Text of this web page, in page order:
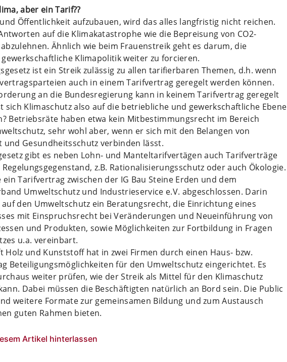
aber ein Tarif??
Öffentlichkeit aufzubauen, wird das alles langfristig nicht reichen.
auf die Klimakatastrophe wie die Bepreisung von CO2-
Ähnlich wie beim Frauenstreik geht es darum, die
Klimapolitik weiter zu forcieren.
ist ein Streik zulässig zu allen tarifierbaren Themen, d.h. wenn
auch in einem Tarifvertrag geregelt werden können.
an die Bundesregierung kann in keinem Tarifvertrag geregelt
sich Klimaschutz also auf die betriebliche und gewerkschaftliche Ebene
Betriebsräte haben etwa kein Mitbestimmungsrecht im Bereich
sehr wohl aber, wenn er sich mit den Belangen von
Gesundheitsschutz verbinden lässt.
gibt es neben Lohn- und Manteltarifvertägen auch Tarifverträge
z.B. Rationalisierungsschutz oder auch Ökologie.
ein Tarifvertrag zwischen der IG Bau Steine Erden und dem
Umweltschutz und Industrieservice e.V. abgeschlossen. Darin
den Umweltschutz ein Beratungsrecht, die Einrichtung eines
mit Einspruchsrecht bei Veränderungen und Neueinführung von
und Produkten, sowie Möglichkeiten zur Fortbildung in Fragen
u.a. vereinbart.
Holz und Kunststoff hat in zwei Firmen durch einen Haus- bzw.
Beteiligungsmöglichkeiten für den Umweltschutz eingerichtet. Es
weiter prüfen, wie der Streik als Mittel für den Klimaschutz
Dabei müssen die Beschäftigten natürlich an Bord sein. Die Public
weitere Formate zur gemeinsamen Bildung und zum Austausch
guten Rahmen bieten.
Artikel hinterlassen